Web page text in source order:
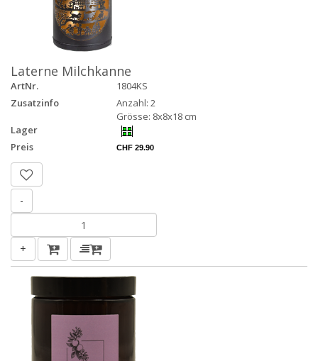
Laterne Milchkanne
ArtNr.
1804KS
Zusatzinfo
Anzahl: 2
Grösse: 8x8x18 cm
Lager
Preis
CHF 29.90
-
+